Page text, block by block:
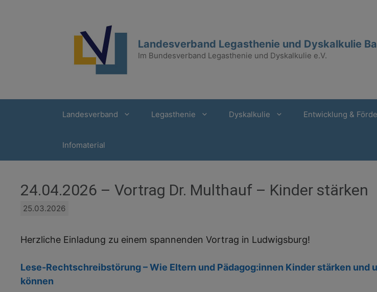
Landesverband Legasthenie und Dyskalkulie
Im Bundesverband Legasthenie und Dyskalkulie e.V.
Landesverband Legasthenie Dyskalkulie Entwicklung &
Infomaterial
24.04.2026 – Vortrag Dr. Multhauf – Kinder stärken
25.03.2026
Herzliche Einladung zu einem spannenden Vortrag in Ludwigsburg!
Lese-Rechtschreibstörung – Wie Eltern und Pädagog:innen Kinder stärken und
können